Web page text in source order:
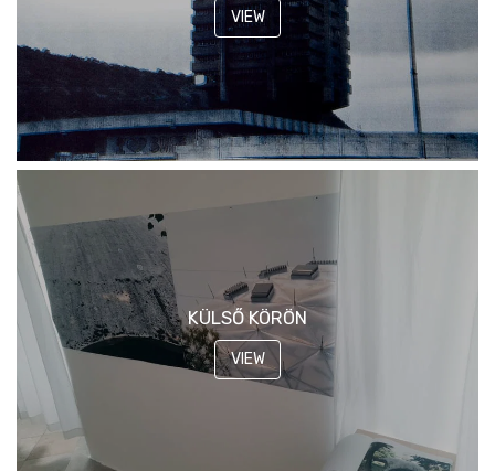
VIEW
KÜLSŐ KÖRÖN
VIEW